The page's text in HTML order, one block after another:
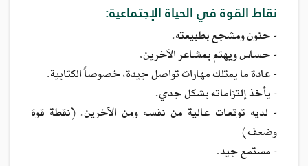
نقاط القوة في الحياة الإجتماعية:
- حنون ومشجع بطبيعته.
- حساس ويهتم بمشاعر الآخرين.
- عادة ما يمتلك مهارات تواصل جيدة، خصوصاً الكتابية.
- يأخذ إلتزاماته بشكل جدي.
- لديه توقعات عالية من نفسه ومن الآخرين. (نقطة قوة
وضعف)
- مستمع جيد.